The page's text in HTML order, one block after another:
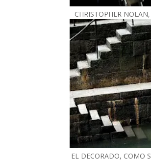
CHRISTOPHER
EL DECORADO, COMO